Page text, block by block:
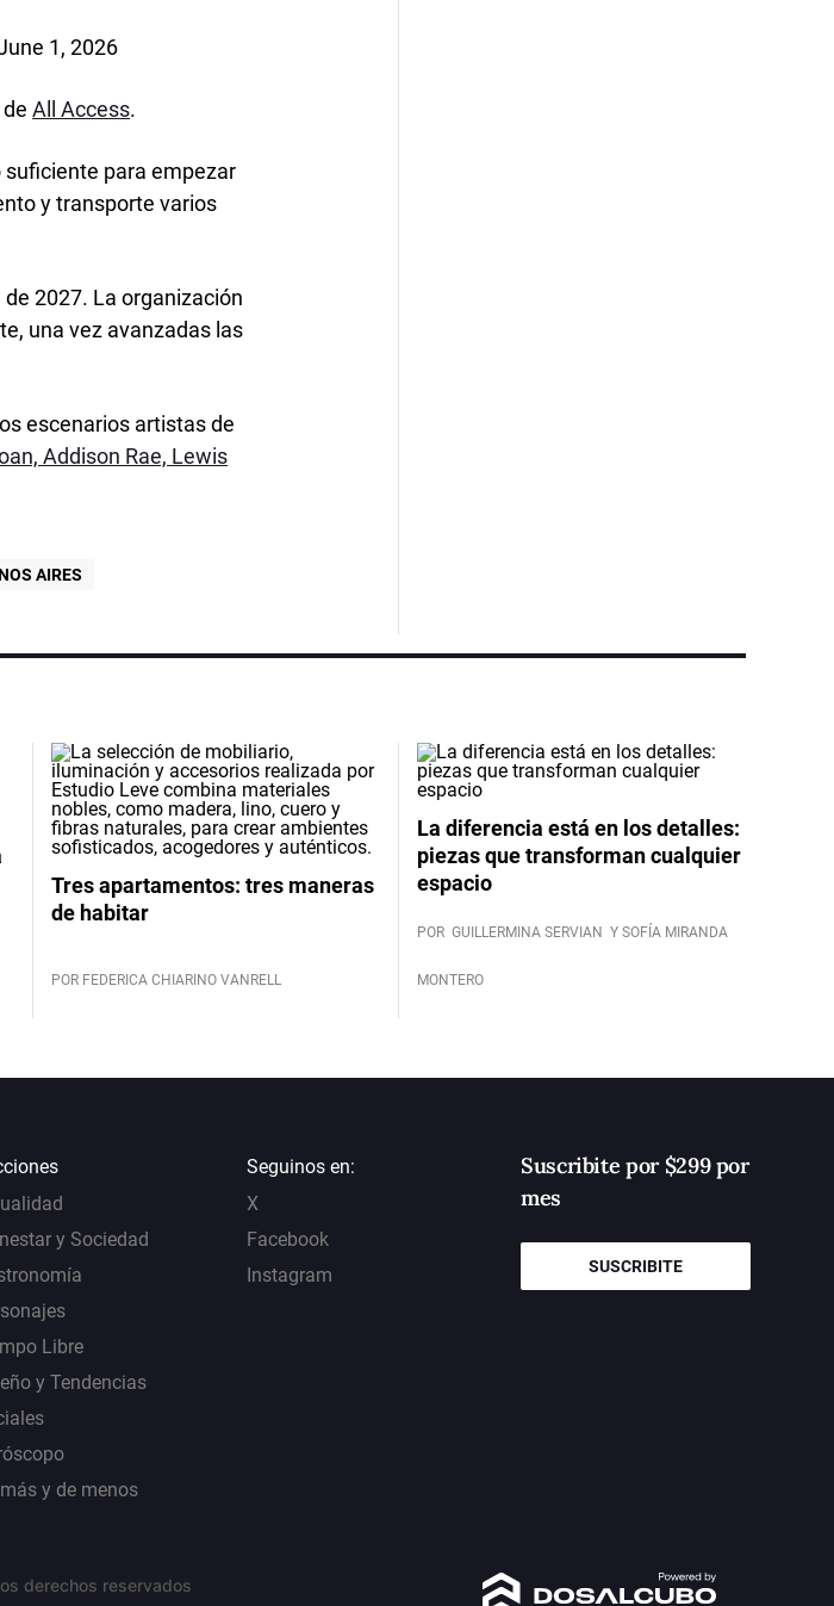
1, 2026
deAll Access.
suficiente para empezar
y transporte varios
2027. La organización
una vez avanzadas las
escenarios artistas de
Addison Rae, Lewis
AIRES
Tres apartamentos: tres maneras
de habitar
POR FEDERICA CHIARINO VANRELL
La diferencia está en los detalles:
piezas que transforman cualquier
espacio
POR GUILLERMINA SERVIAN Y SOFÍA MIRANDA
MONTERO
y Sociedad
Libre
y Tendencias
y de menos
Seguinos en:
X
Facebook
Instagram
Suscribite por $299 por
mes
SUSCRIBITE
derechos reservados